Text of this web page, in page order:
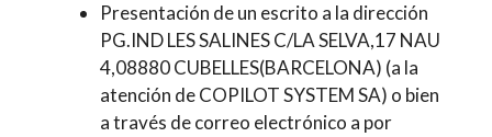
Presentación de un escrito a la dirección
PG.IND LES SALINES C/LA SELVA,17 NAU
4,08880 CUBELLES(BARCELONA) (a la
atención de COPILOT SYSTEM SA) o bien
a través de correo electrónico a por